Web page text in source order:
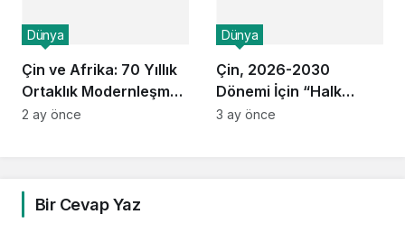
Çin ve Afrika: 70 Yıllık
Ortaklık Modernleşme
Yolunda Hız Kesmeden
Dünya
2 ay önce
Çin, 2026-2030
Dönemi İçin “Halk
Merkezli” Kalkınma
Dünya
3 ay önce
Bir Cevap Yaz